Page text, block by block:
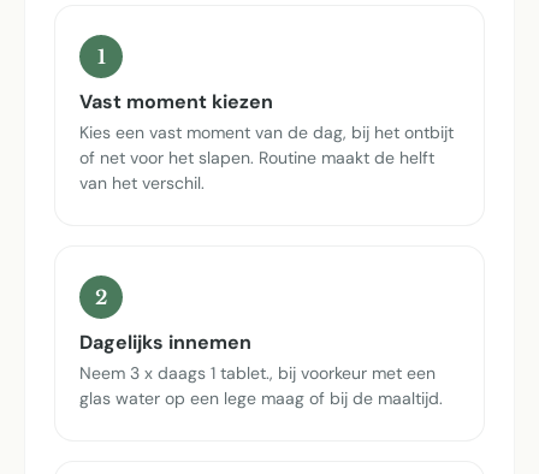
1
Vast moment kiezen
Kies een vast moment van de dag, bij het ontbijt
of net voor het slapen. Routine maakt de helft
van het verschil.
2
Dagelijks innemen
Neem 3 x daags 1 tablet., bij voorkeur met een
glas water op een lege maag of bij de maaltijd.